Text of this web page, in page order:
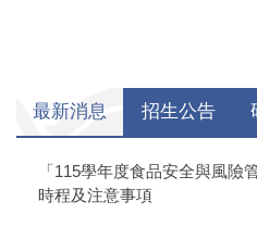
最新消息 招生公告
「115學年度食品安全與風險
時程及注意事項